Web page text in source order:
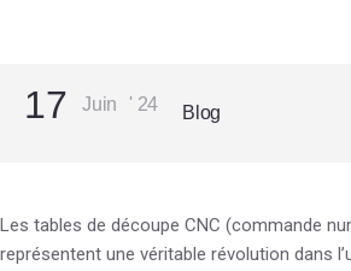
17 Juin ' 24 Blog
Les tables de découpe CNC (commande
représentent une véritable révolution dans